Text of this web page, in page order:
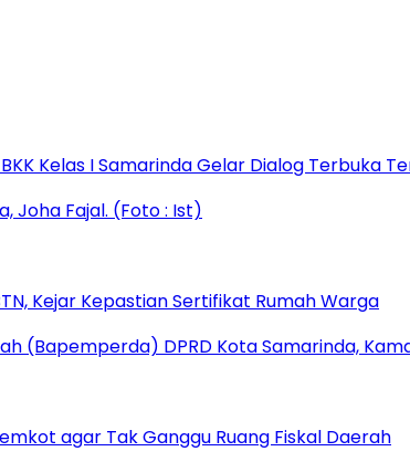
Kelas I Samarinda Gelar Dialog Terbuka
Kejar Kepastian Sertifikat Rumah Warga
agar Tak Ganggu Ruang Fiskal Daerah